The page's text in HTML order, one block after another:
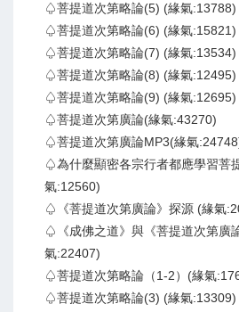
♤菩提道次第略論(5) (緣氣:13788)
♤菩提道次第略論(6) (緣氣:15821)
♤菩提道次第略論(7) (緣氣:13534)
♤菩提道次第略論(8) (緣氣:12495)
♤菩提道次第略論(9) (緣氣:12695)
♤菩提道次第廣論(緣氣:43270)
♤菩提道次第廣論MP3(緣氣
♤為什麼顯密各宗行者都應學習菩
氣:12560)
♤《菩提道次第廣論》探源 (緣氣
♤《成佛之道》與《菩提道次第廣
氣:22407)
♤菩提道次第略論（1-2）(緣氣
♤菩提道次第略論(3) (緣氣:13309)